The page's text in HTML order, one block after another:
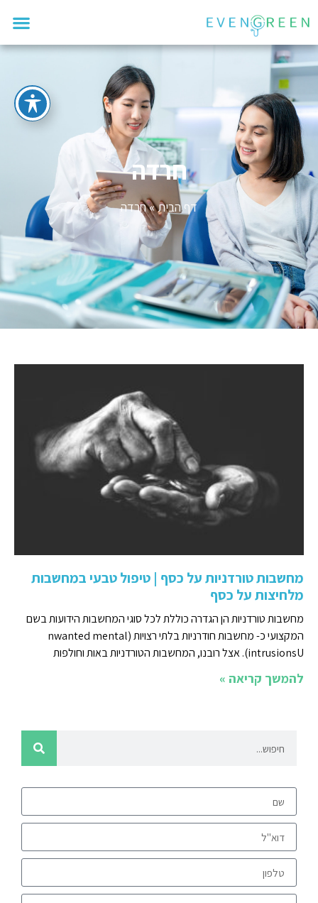
חרדה
דף הבית»חרדה
מחשבות טורדניות על כסף | טיפול טבעי במחשבות
מלחיצות על כסף
מחשבות טורדניות הן הגדרה כוללת לכל סוגי המחשבות הידועות בשם
המקצועי כ- מחשבות חודרניות בלתי רצויות (nwanted mental
intrusionsU). אצל רובנו, המחשבות הטורדניות באות וחולפות
להמשך קריאה »